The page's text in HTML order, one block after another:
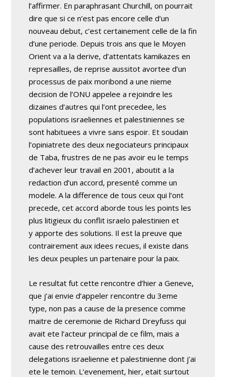
l’affirmer. En paraphrasant Churchill, on pourrait
dire que si ce n’est pas encore celle d’un
nouveau debut, c’est certainement celle de la fin
d’une periode. Depuis trois ans que le Moyen
Orient va a la derive, d’attentats kamikazes en
represailles, de reprise aussitot avortee d’un
processus de paix moribond a une nieme
decision de l’ONU appelee a rejoindre les
dizaines d’autres qui l’ont precedee, les
populations israeliennes et palestiniennes se
sont habituees a vivre sans espoir. Et soudain
l’opiniatrete des deux negociateurs principaux
de Taba, frustres de ne pas avoir eu le temps
d’achever leur travail en 2001, aboutit a la
redaction d’un accord, presenté comme un
modele. A la difference de tous ceux qui l’ont
precede, cet accord aborde tous les points les
plus litigieux du conflit israelo palestinien et
y apporte des solutions. Il est la preuve que
contrairement aux idees recues, il existe dans
les deux peuples un partenaire pour la paix.
Le resultat fut cette rencontre d’hier a Geneve,
que j’ai envie d’appeler rencontre du 3eme
type, non pas a cause de la presence comme
maitre de ceremonie de Richard Dreyfuss qui
avait ete l’acteur principal de ce film, mais a
cause des retrouvailles entre ces deux
delegations israelienne et palestinienne dont j’ai
ete le temoin. L’evenement, hier, etait surtout